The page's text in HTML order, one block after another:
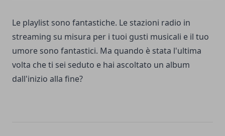
Le playlist sono fantastiche. Le stazioni radio in
streaming su misura per i tuoi gusti musicali e il tuo
umore sono fantastici. Ma quando è stata l'ultima
volta che ti sei seduto e hai ascoltato un album
dall'inizio alla fine?